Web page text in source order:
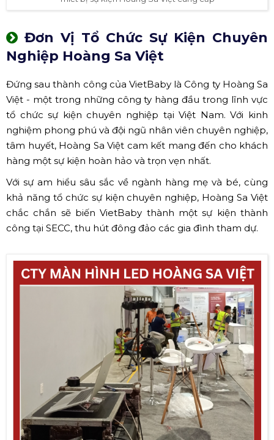
Đơn Vị Tổ Chức Sự Kiện Chuyên
Nghiệp Hoàng Sa Việt
Đứng sau thành công của VietBaby là Công ty Hoàng Sa
Việt - một trong những công ty hàng đầu trong lĩnh vực
tổ chức sự kiện chuyên nghiệp tại Việt Nam. Với kinh
nghiệm phong phú và đội ngũ nhân viên chuyên nghiệp,
tâm huyết, Hoàng Sa Việt cam kết mang đến cho khách
hàng một sự kiện hoàn hảo và trọn vẹn nhất.
Với sự am hiểu sâu sắc về ngành hàng mẹ và bé, cùng
khả năng tổ chức sự kiện chuyên nghiệp, Hoàng Sa Việt
chắc chắn sẽ biến VietBaby thành một sự kiện thành
công tại SECC, thu hút đông đảo các gia đình tham dự.